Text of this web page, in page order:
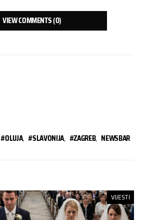
#OLUJA, #SLAVONIJA, #ZAGREB, NEWSBAR
VIEW COMMENTS (0)
VIJESTI